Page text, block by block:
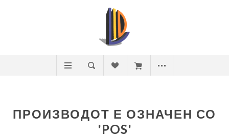
ПРОИЗВОДОТ Е ОЗНАЧЕН СО
'POS'